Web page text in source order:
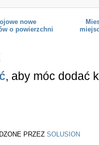
nowe
o powierzchni
, aby móc dodać
PRZEZ SOLUSION